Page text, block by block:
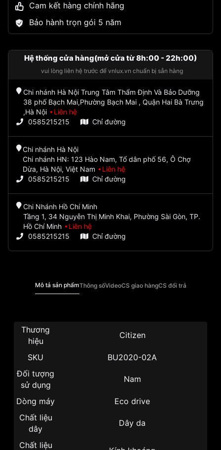
Cam kết hàng chính hãng
Bảo hành trọn gói 5 năm
Hệ thống cửa hàng(mở cửa từ 8h:00 - 22h:00)
vui lòng liên hệ trước để vnlux.vn chuẩn bị sẵn hàng
Chi nhánh Hà Nội Trung Tâm Thẩm Định Và Bảo Dưỡng
38 phố Bạch Mai,Phường Bạch Mai , Quận Hai Bà Trưng
,Hà Nội
Liên hệ
0585215215
Chỉ đường
Chi nhánh Hà Nội
Chi nhánh HN: 123 Hào Nam, Tổ dân phố 56, Ô Chợ
Dừa, Hà Nội, Việt Nam
Liên hệ
0585215215
Chỉ đường
Chi Nhánh Hồ Chí Minh
Tầng 1, 34 Nguyễn Thị Minh Khai, Phường Sài Gòn, TP.
Hồ Chí Minh
Liên hệ
0585215215
Chỉ đường
Mô tả sản phẩmThông sốVideoCS giao hàngCS đổi trả
Thương
hiệu
Citizen
SKU
BU2020-02A
Đối tượng
sử dụng
Nam
Dòng máy
Eco drive
Chất liệu
dây
Dây da
Chất liệu